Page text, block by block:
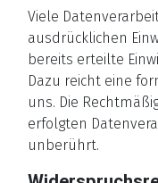
Viele
ausdrücklichen
bereits erteilte
Dazu reicht eine
uns. Die
erfolgten
unberührt.